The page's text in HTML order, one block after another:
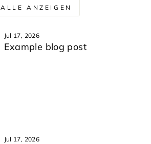
ALLE ANZEIGEN
Jul 17, 2026
Example blog post
Jul 17, 2026